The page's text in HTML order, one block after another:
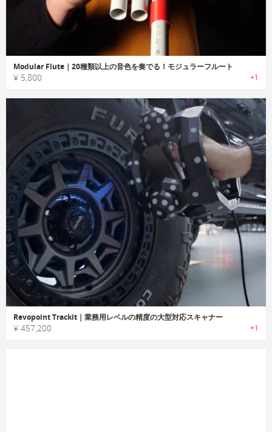
Modular Flute｜20種類以上の音色を奏でる！モジュラーフルート
¥ 5,800 +1
Revopoint Trackit｜業務用レベルの精度の大型対応スキャナー
¥ 457,200 +1